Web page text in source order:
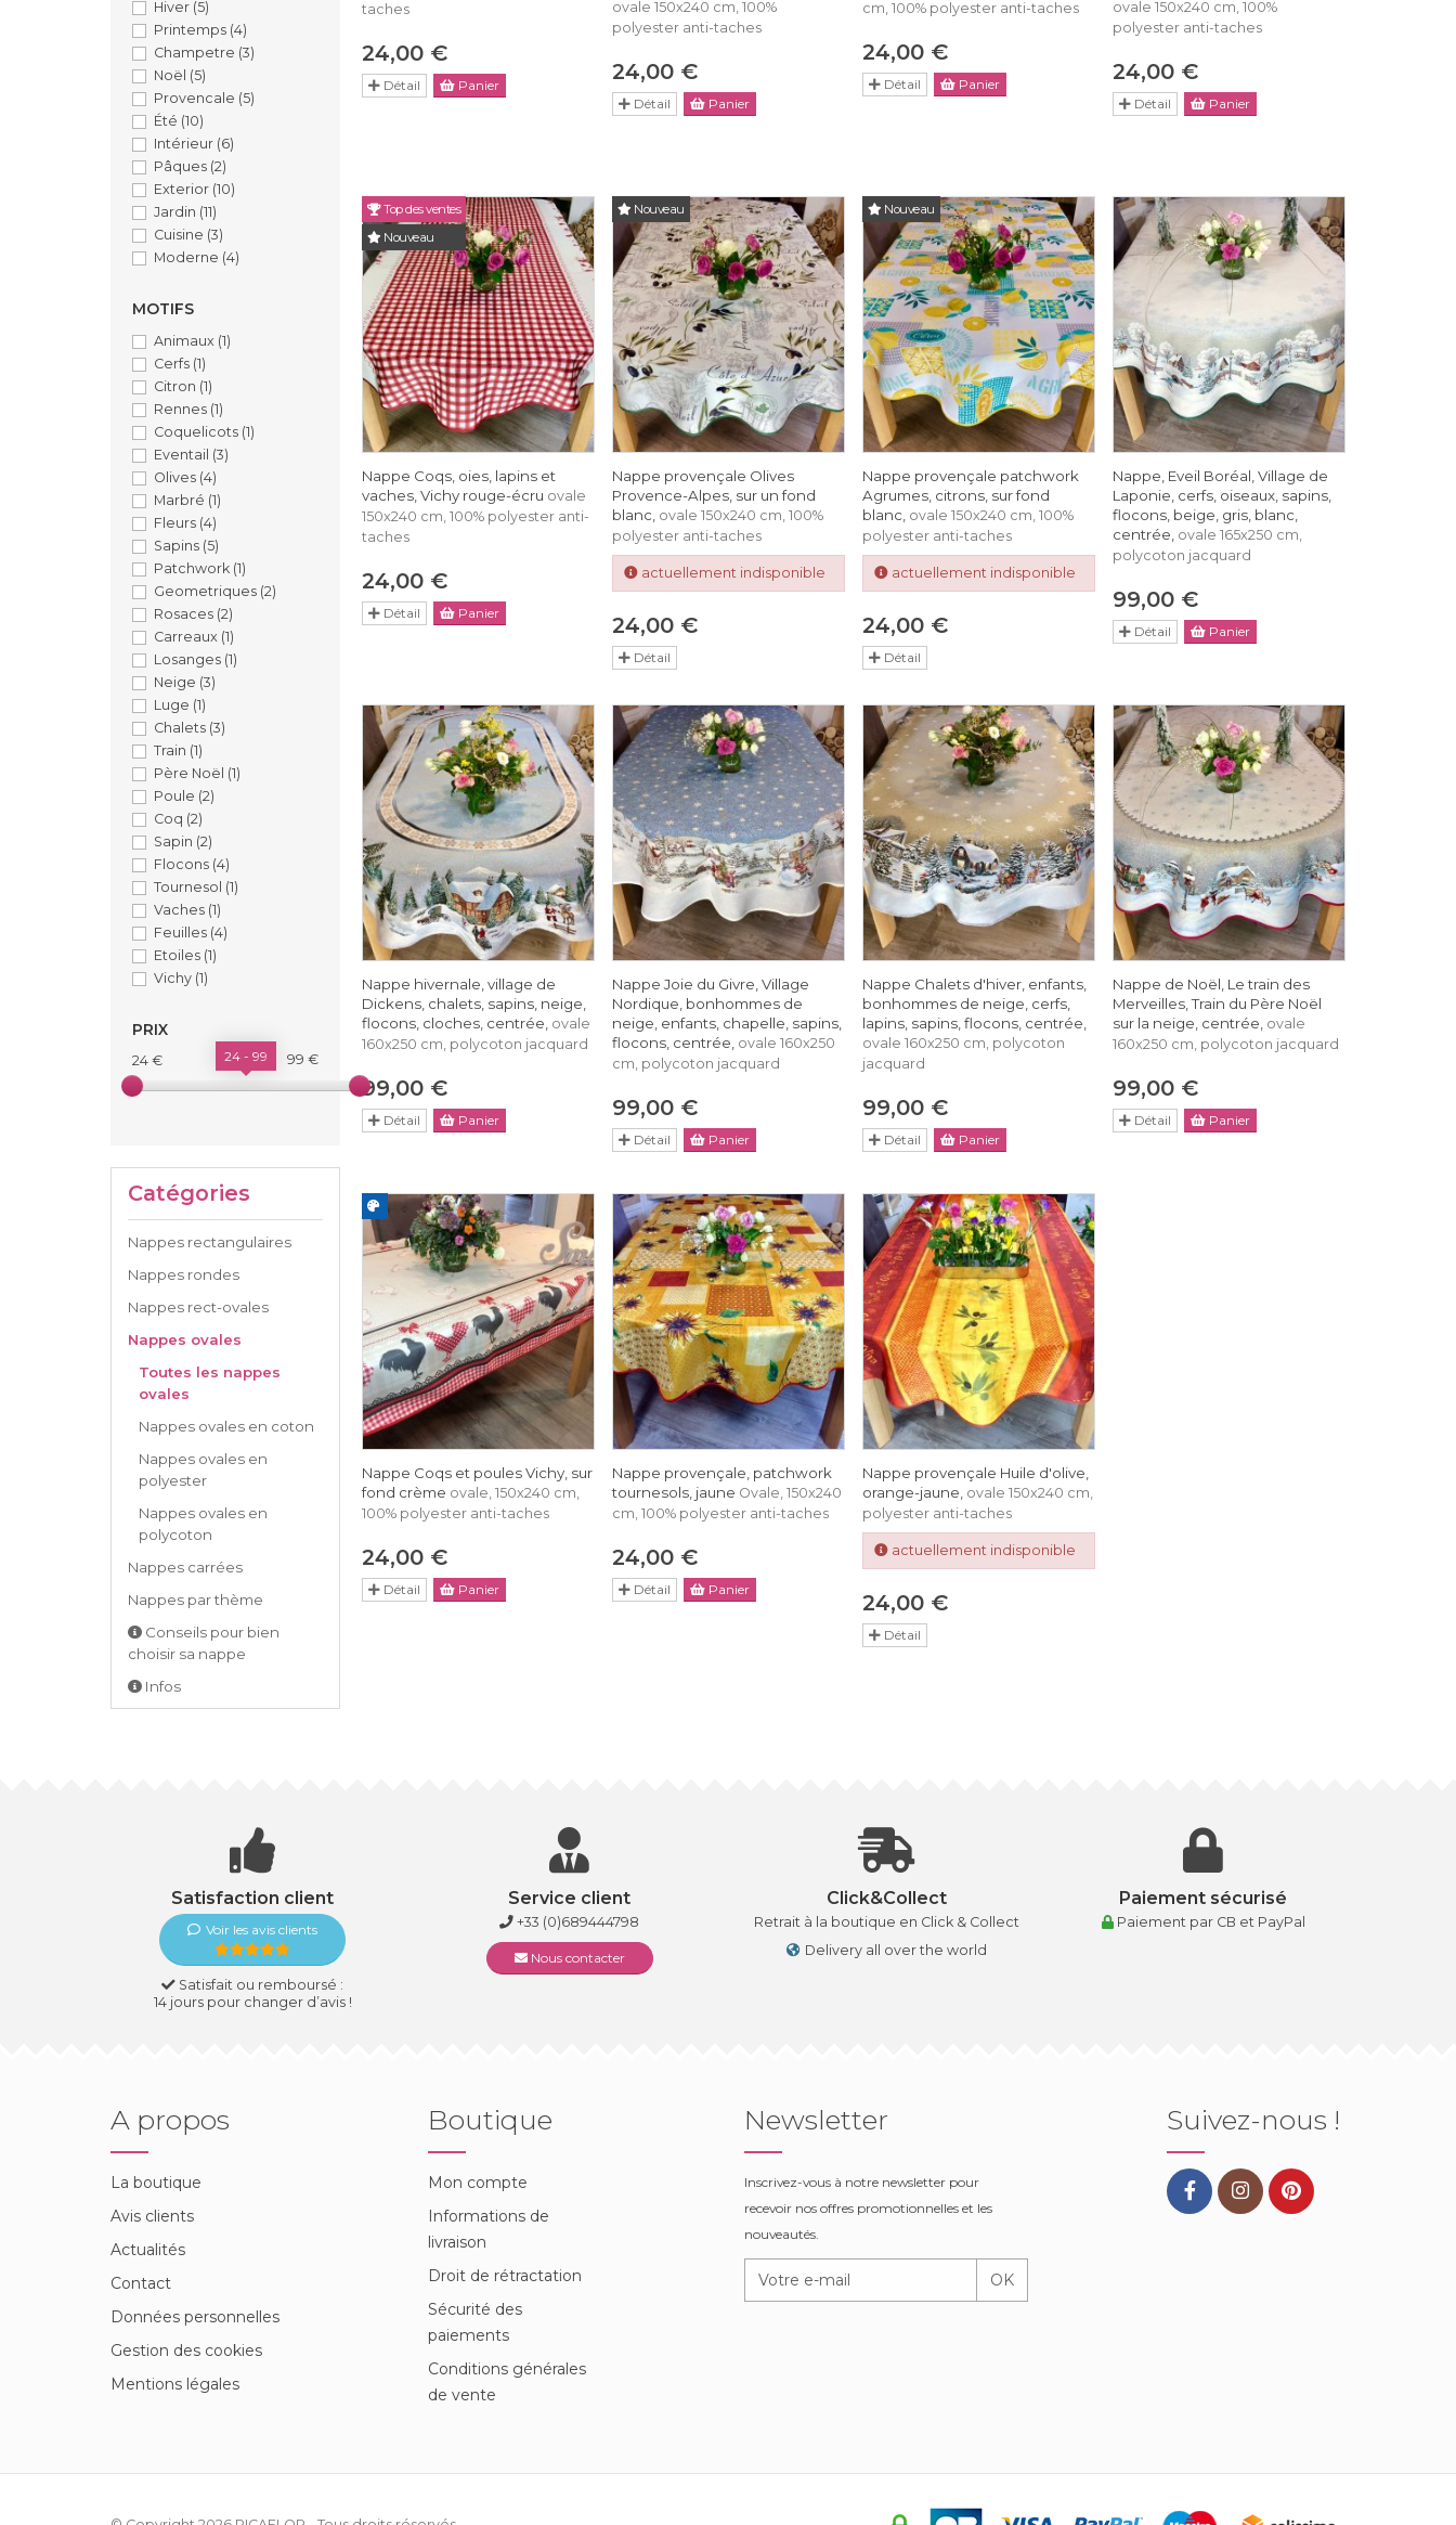
taches
24,00 €
Détail Panier
ovale 150x240 cm, 100%
polyester anti-taches
24,00 €
Détail Panier
cm, 100% polyester anti-taches
24,00 €
Détail Panier
ovale 150x240 cm, 100%
polyester anti-taches
24,00 €
Détail Panier
Top des ventes
Nouveau
Nappe Coqs, oies, lapins et
vaches, Vichy rouge-écru ovale
150x240 cm, 100% polyester anti-
taches
24,00 €
Détail Panier
Nouveau
Nappe provençale Olives
Provence-Alpes, sur un fond
blanc, ovale 150x240 cm, 100%
polyester anti-taches
actuellement indisponible
24,00 €
Détail
Nouveau
Nappe provençale patchwork
Agrumes, citrons, sur fond
blanc, ovale 150x240 cm, 100%
polyester anti-taches
actuellement indisponible
24,00 €
Détail
Nappe, Eveil Boréal, Village de
Laponie, cerfs, oiseaux, sapins,
flocons, beige, gris, blanc,
centrée, ovale 165x250 cm,
polycoton jacquard
99,00 €
Détail Panier
Nappe hivernale, village de
Dickens, chalets, sapins, neige,
flocons, cloches, centrée, ovale
160x250 cm, polycoton jacquard
99,00 €
Détail Panier
Nappe Joie du Givre, Village
Nordique, bonhommes de
neige, enfants, chapelle, sapins,
flocons, centrée, ovale 160x250
cm, polycoton jacquard
99,00 €
Détail Panier
Nappe Chalets d'hiver, enfants,
bonhommes de neige, cerfs,
lapins, sapins, flocons, centrée,
ovale 160x250 cm, polycoton
jacquard
99,00 €
Détail Panier
Nappe de Noël, Le train des
Merveilles, Train du Père Noël
sur la neige, centrée, ovale
160x250 cm, polycoton jacquard
99,00 €
Détail Panier
Nappe Coqs et poules Vichy, sur
fond crème ovale, 150x240 cm,
100% polyester anti-taches
24,00 €
Détail Panier
Nappe provençale, patchwork
tournesols, jaune Ovale, 150x240
cm, 100% polyester anti-taches
24,00 €
Détail Panier
Nappe provençale Huile d'olive,
orange-jaune, ovale 150x240 cm,
polyester anti-taches
actuellement indisponible
24,00 €
Détail
Hiver (5)
Printemps (4)
Champetre (3)
Noël (5)
Provencale (5)
Été (10)
Intérieur (6)
Pâques (2)
Exterior (10)
Jardin (11)
Cuisine (3)
Moderne (4)
MOTIFS
Animaux (1)
Cerfs (1)
Citron (1)
Rennes (1)
Coquelicots (1)
Eventail (3)
Olives (4)
Marbré (1)
Fleurs (4)
Sapins (5)
Patchwork (1)
Geometriques (2)
Rosaces (2)
Carreaux (1)
Losanges (1)
Neige (3)
Luge (1)
Chalets (3)
Train (1)
Père Noël (1)
Poule (2)
Coq (2)
Sapin (2)
Flocons (4)
Tournesol (1)
Vaches (1)
Feuilles (4)
Etoiles (1)
Vichy (1)
PRIX
24 € 99 €
24 - 99
Catégories
Nappes rectangulaires
Nappes rondes
Nappes rect-ovales
Nappes ovales
Toutes les nappes
ovales
Nappes ovales en coton
Nappes ovales en
polyester
Nappes ovales en
polycoton
Nappes carrées
Nappes par thème
Conseils pour bien
choisir sa nappe
Infos
Satisfaction client
Voir les avis clients
Satisfait ou remboursé :
14 jours pour changer d’avis !
Service client
+33 (0)689444798
Nous contacter
Click&Collect
Retrait à la boutique en Click & Collect
Delivery all over the world
Paiement sécurisé
Paiement par CB et PayPal
A propos
La boutique
Avis clients
Actualités
Contact
Données personnelles
Gestion des cookies
Mentions légales
Boutique
Mon compte
Informations de
livraison
Droit de rétractation
Sécurité des
paiements
Conditions générales
de vente
Newsletter
Inscrivez-vous à notre newsletter pour
recevoir nos offres promotionnelles et les
nouveautés.
OK
Suivez-nous !